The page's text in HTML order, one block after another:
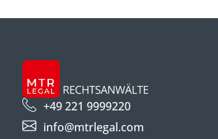
+49 221 9999220
info@mtrlegal.com